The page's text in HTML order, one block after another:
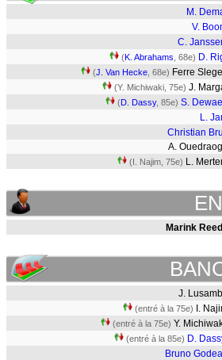
M.
V.
C.
(K. Abrahams , 68e) D.
(J. Van Hecke , 68e) Ferre
(Y. Michiwaki, 75e) J.
(D. Dassy, 85e) S.
L.
Christian
A.
(I. Najim, 75e) L.
Marink
J.
(entré à la 75e) I.
(entré à la 75e) Y.
(entré à la 85e) D.
Bruno